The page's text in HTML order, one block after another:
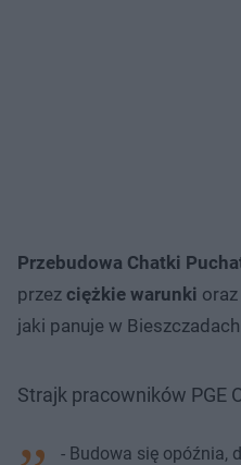
Przebudowa Chatki
przez ciężkie warunki oraz
jaki panuje w
Strajk pracowników PGE
- Budowa się opóźnia,